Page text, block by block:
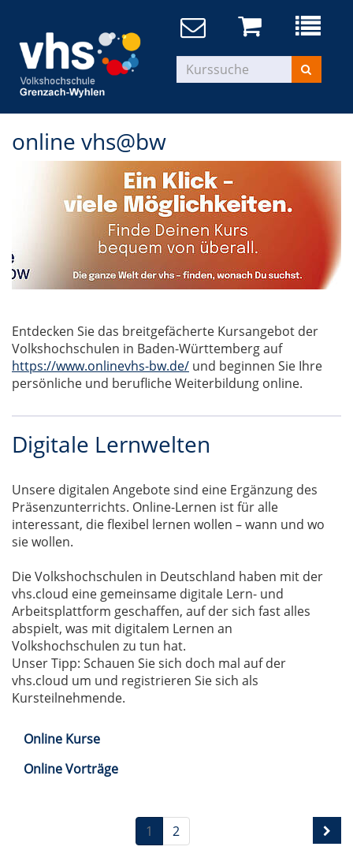
online vhs@bw
Entdecken Sie das breitgefächerte Kursangebot der
Volkshochschulen in Baden-Württemberg auf
https://www.onlinevhs-bw.de/ und beginnen Sie Ihre
persönliche und berufliche Weiterbildung online.
Digitale Lernwelten
Unsere digitalen Angebote sind eine Ergänzung des
Präsenzunterrichts. Online-Lernen ist für alle
interessant, die flexibel lernen wollen – wann und wo
sie wollen.
Die Volkshochschulen in Deutschland haben mit der
vhs.cloud eine gemeinsame digitale Lern- und
Arbeitsplattform geschaffen, auf der sich fast alles
abspielt, was mit digitalem Lernen an
Volkshochschulen zu tun hat.
Unser Tipp: Schauen Sie sich doch mal auf der
vhs.cloud um und registrieren Sie sich als
Kursteilnehmende.
Online Kurse
Online Vorträge
1 2